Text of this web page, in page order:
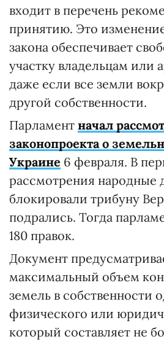
входит в перечень
принятию. Это
закона обеспечивает
участку владельцам или
даже если все земли
другой собственности.
Парламент начал
законопроекта о
Украине 6 февраля. В
рассмотрения народные
блокировали трибуну
подрались. Тогда
180 правок.
Документ
максимальный объем
земель в собственности
физического или
который составляет не